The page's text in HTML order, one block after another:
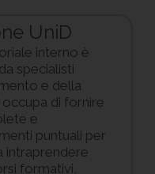
UniD
interno è
specialisti
e della
occupa di fornire
e
puntuali per
intraprendere
formativi,